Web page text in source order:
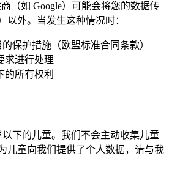
（如 Google）可能会将您的数据传
以外。当发生这种情况时：
保护措施（欧盟标准合同条款）
求进行处理
的所有权利
下的儿童。我们不会主动收集儿童
儿童向我们提供了个人数据，请与我